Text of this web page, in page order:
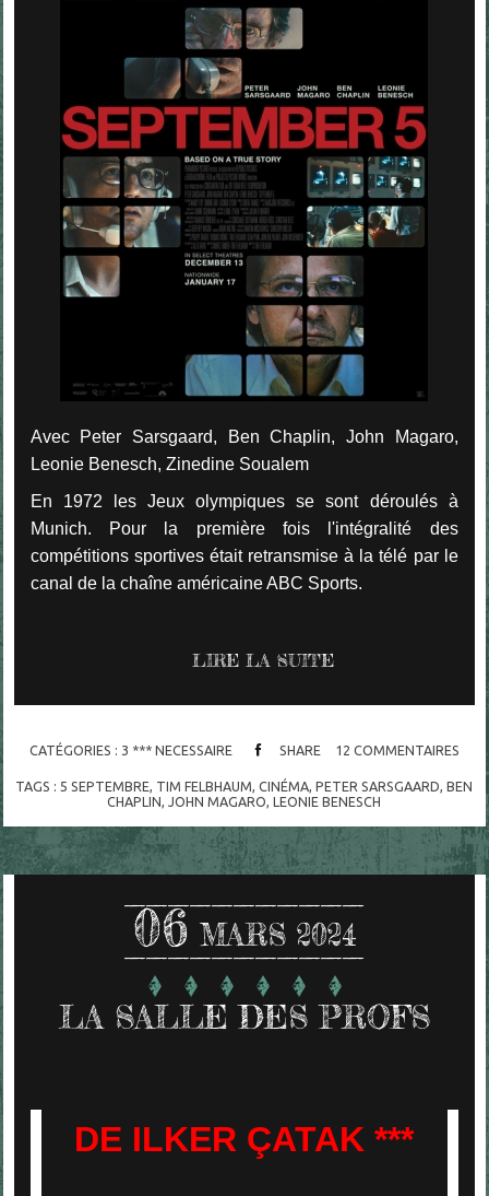
Avec Peter Sarsgaard, Ben Chaplin, John Magaro,
Leonie Benesch, Zinedine Soualem
En 1972 les Jeux olympiques se sont déroulés à
Munich. Pour la première fois l'intégralité des
compétitions sportives était retransmise à la télé par le
canal de la chaîne américaine ABC Sports.
LIRE LA SUITE
CATÉGORIES : 3 *** NECESSAIRE SHARE 12 COMMENTAIRES
TAGS : 5 SEPTEMBRE TIM FELBHAUM ,CINÉMA ,PETER SARSGAARD ,BEN
CHAPLIN
JOHN MAGARO ,LEONIE BENESCH
06 MARS 2024
LA SALLE DES PROFS
DE ILKER ÇATAK ***